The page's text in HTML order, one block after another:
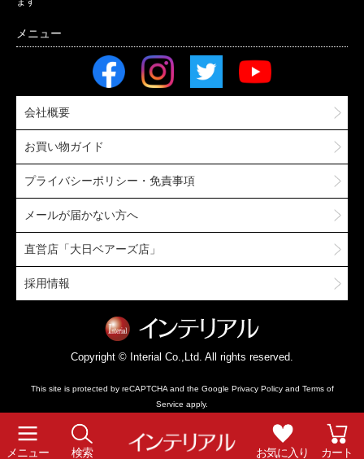
メニュー 検索 お気に入り カート
会社概要
お買い物ガイド
プライバシーポリシー・免責事項
メールが届かない方へ
直営店「大日ベアーズ店」
採用情報
Copyright © Interial Co.,Ltd. All rights reserved.
This site is protected by reCAPTCHA and the Google Privacy Policyand Terms of
Service apply.